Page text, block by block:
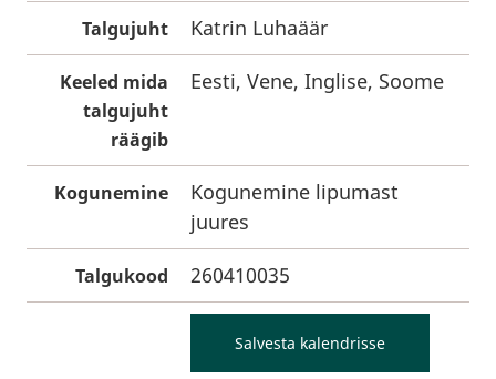
Talgujuht Katrin Luhaäär
Keeled mida
talgujuht
räägib
Eesti, Vene, Inglise, Soome
Kogunemine
Kogunemine lipumast
juures
Talgukood 260410035
Salvesta kalendrisse